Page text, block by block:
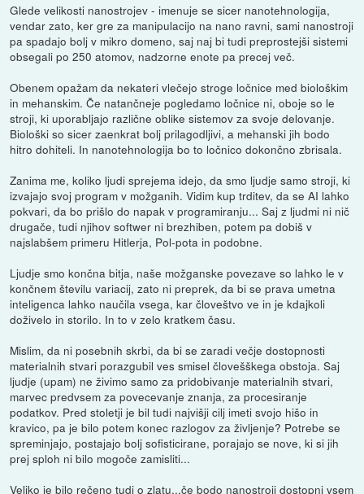
Glede velikosti nanostrojev - imenuje se sicer nanotehnologija,
vendar zato, ker gre za manipulacijo na nano ravni, sami nanostroji
pa spadajo bolj v mikro domeno, saj naj bi tudi preprostejši sistemi
obsegali po 250 atomov, nadzorne enote pa precej več.
Obenem opažam da nekateri vlečejo stroge ločnice med biološkim
in mehanskim. Če natančneje pogledamo ločnice ni, oboje so le
stroji, ki uporabljajo različne oblike sistemov za svoje delovanje.
Biološki so sicer zaenkrat bolj prilagodljivi, a mehanski jih bodo
hitro dohiteli. In nanotehnologija bo to ločnico dokončno zbrisala.
Zanima me, koliko ljudi sprejema idejo, da smo ljudje samo stroji, ki
izvajajo svoj program v možganih. Vidim kup trditev, da se AI lahko
pokvari, da bo prišlo do napak v programiranju... Saj z ljudmi ni nič
drugače, tudi njihov softwer ni brezhiben, potem pa dobiš v
najslabšem primeru Hitlerja, Pol-pota in podobne.
Ljudje smo končna bitja, naše možganske povezave so lahko le v
končnem številu variacij, zato ni preprek, da bi se prava umetna
inteligenca lahko naučila vsega, kar človeštvo ve in je kdajkoli
doživelo in storilo. In to v zelo kratkem času.
Mislim, da ni posebnih skrbi, da bi se zaradi večje dostopnosti
materialnih stvari porazgubil ves smisel človešškega obstoja. Saj
ljudje (upam) ne živimo samo za pridobivanje materialnih stvari,
marvec predvsem za povecevanje znanja, za procesiranje
podatkov. Pred stoletji je bil tudi najvišji cilj imeti svojo hišo in
kravico, pa je bilo potem konec razlogov za življenje? Potrebe se
spreminjajo, postajajo bolj sofisticirane, porajajo se nove, ki si jih
prej sploh ni bilo mogoče zamisliti...
Veliko je bilo rečeno tudi o zlatu...če bodo nanostroji dostopni vsem